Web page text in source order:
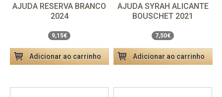
AJUDA RESERVA BRANCO
2024
9,15€
Unidade 9,15€
Adicionar ao carrinho
AJUDA SYRAH ALICANTE
BOUSCHET 2021
7,50€
Unidade 7,50€
Adicionar ao carrinho